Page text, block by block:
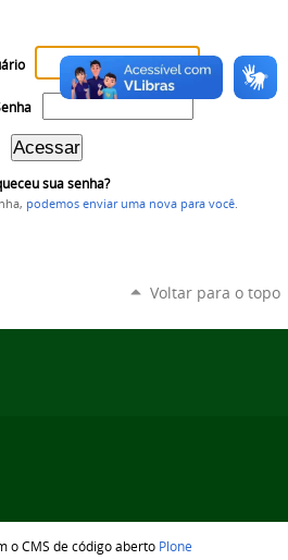
sua senha?
podemos enviar uma nova para você.
Voltar para o topo
o CMS de código aberto Plone